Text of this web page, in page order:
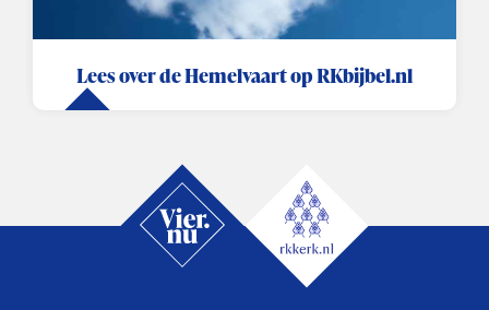
Lees over de Hemelvaart op RKbijbel.nl